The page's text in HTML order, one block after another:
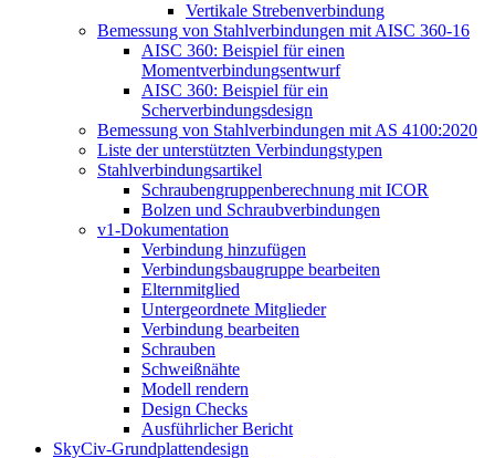
Vertikale Strebenverbindung
Bemessung von Stahlverbindungen mit AISC 360-16
AISC 360: Beispiel für einen
Momentverbindungsentwurf
AISC 360: Beispiel für ein
Scherverbindungsdesign
Bemessung von Stahlverbindungen mit AS 4100:2020
Liste der unterstützten Verbindungstypen
Stahlverbindungsartikel
Schraubengruppenberechnung mit ICOR
Bolzen und Schraubverbindungen
v1-Dokumentation
Verbindung hinzufügen
Verbindungsbaugruppe bearbeiten
Elternmitglied
Untergeordnete Mitglieder
Verbindung bearbeiten
Schrauben
Schweißnähte
Modell rendern
Design Checks
Ausführlicher Bericht
SkyCiv-Grundplattendesign